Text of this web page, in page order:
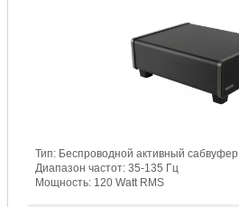
Тип: Беспроводной активный сабвуфер
Диапазон частот: 35-135 Гц
Мощность: 120 Watt RMS